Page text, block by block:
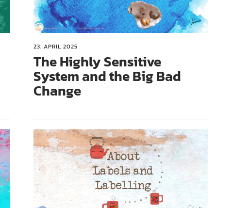
23. APRIL 2025
The Highly Sensitive
System and the Big Bad
Change